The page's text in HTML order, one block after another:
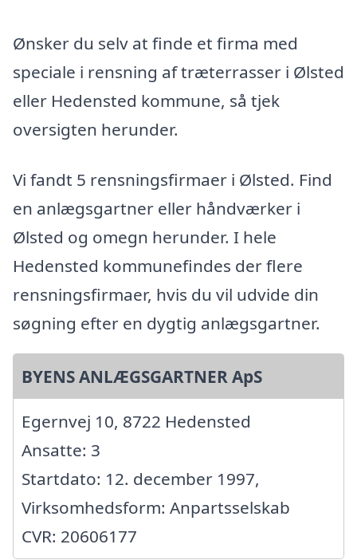
Ønsker du selv at finde et firma med
speciale i rensning af træterrasser i Ølsted
eller Hedensted kommune, så tjek
oversigten herunder.
Vi fandt 5 rensningsfirmaer i Ølsted. Find
en anlægsgartner eller håndværker i
Ølsted og omegn herunder. I hele
Hedensted kommunefindes der flere
rensningsfirmaer, hvis du vil udvide din
søgning efter en dygtig anlægsgartner.
BYENS ANLÆGSGARTNER ApS
Egernvej 10, 8722 Hedensted
Ansatte: 3
Startdato: 12. december 1997,
Virksomhedsform: Anpartsselskab
CVR: 20606177